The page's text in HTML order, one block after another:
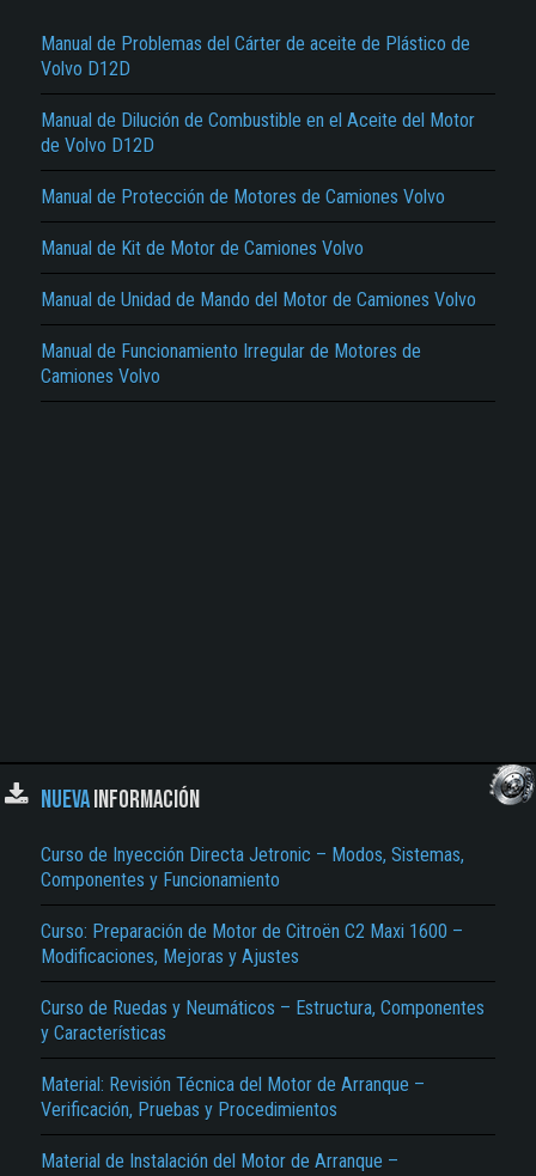
Manual de Problemas del Cárter de aceite de Plástico de
Volvo D12D
Manual de Dilución de Combustible en el Aceite del Motor
de Volvo D12D
Manual de Protección de Motores de Camiones Volvo
Manual de Kit de Motor de Camiones Volvo
Manual de Unidad de Mando del Motor de Camiones Volvo
Manual de Funcionamiento Irregular de Motores de
Camiones Volvo
NUEVAINFORMACIÓN
Curso de Inyección Directa Jetronic – Modos, Sistemas,
Componentes y Funcionamiento
Curso: Preparación de Motor de Citroën C2 Maxi 1600 –
Modificaciones, Mejoras y Ajustes
Curso de Ruedas y Neumáticos – Estructura, Componentes
y Características
Material: Revisión Técnica del Motor de Arranque –
Verificación, Pruebas y Procedimientos
Material de Instalación del Motor de Arranque –
El Título es incorrecto según el contenido.
Texto o Imagen de portada son erróneos.
Reportar otro tipo de error...